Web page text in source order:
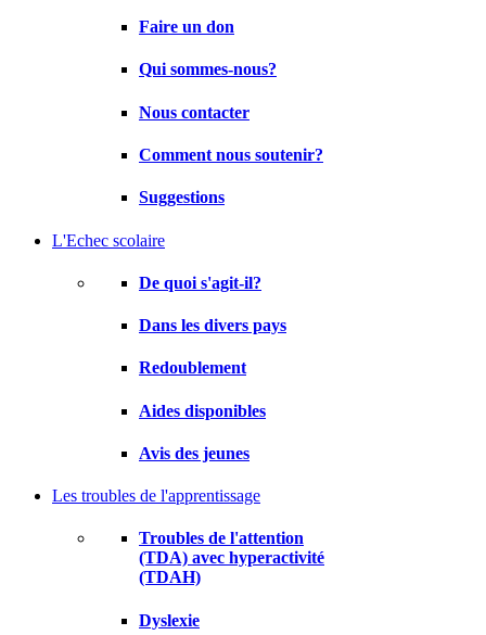
Faire un don
Qui sommes-nous?
Nous contacter
Comment nous soutenir?
Suggestions
L'Echec scolaire
De quoi s'agit-il?
Dans les divers pays
Redoublement
Aides disponibles
Avis des jeunes
Les troubles de l'apprentissage
Troubles de l'attention
(TDA) avec hyperactivité
(TDAH)
Dyslexie